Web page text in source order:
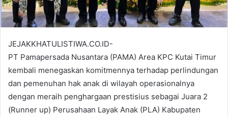
JEJAKKHATULISTIWA.CO.ID-
PT Pamapersada Nusantara (PAMA) Area KPC Kutai Timur
kembali menegaskan komitmennya terhadap perlindungan
dan pemenuhan hak anak di wilayah operasionalnya
dengan meraih penghargaan prestisius sebagai Juara 2
(Runner up) Perusahaan Layak Anak (PLA) Kabupaten